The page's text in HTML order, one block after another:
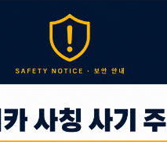
2.2 디젤 4WD M7
795,850원 X
1시간 전
#저신용
2024년 GLE 53 AMG 4MATIC+
월 2,219,100원 X 34 개월